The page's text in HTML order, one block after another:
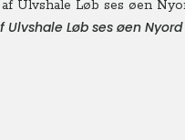
Ulvshale Løb ses øen Nyord